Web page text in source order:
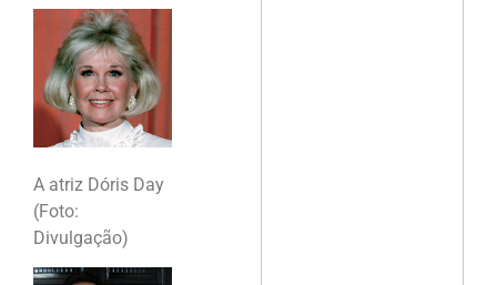
A atriz Dóris Day
(Foto:
Divulgação)